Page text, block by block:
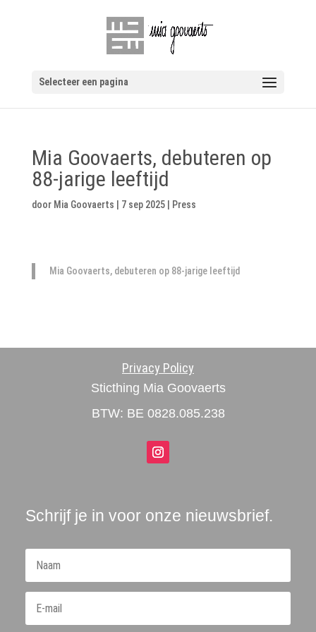
Selecteer een pagina
Mia Goovaerts, debuteren op
88-jarige leeftijd
door Mia Goovaerts 7 sep 2025| Press
Mia Goovaerts, debuteren op 88-jarige leeftijd
Privacy Policy
Sticthing Mia Goovaerts
BTW: BE 0828.085.238
Schrijf je in voor onze nieuwsbrief.